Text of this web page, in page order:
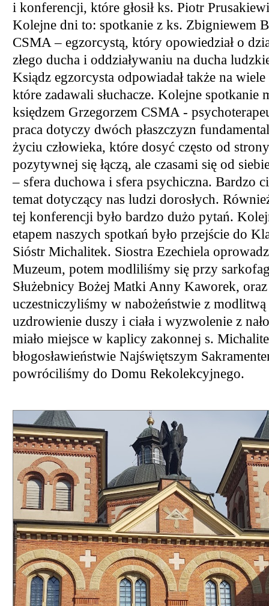
i konferencji, które głosił ks. Piotr
Kolejne dni to: spotkanie z ks. Zbigniewem
CSMA – egzorcystą, który opowiedział o
złego ducha i oddziaływaniu na ducha
Ksiądz egzorcysta odpowiadał także na
które zadawali słuchacze. Kolejne spotkanie
księdzem Grzegorzem CSMA -
praca dotyczy dwóch płaszczyzn
życiu człowieka, które dosyć często od strony
pozytywnej się łączą, ale czasami się od
– sfera duchowa i sfera psychiczna. Bardzo
temat dotyczący nas ludzi dorosłych.
tej konferencji było bardzo dużo pytań.
etapem naszych spotkań było przejście do
Sióstr Michalitek. Siostra Ezechiela
Muzeum, potem modliliśmy się przy
Służebnicy Bożej Matki Anny Kaworek, oraz
uczestniczyliśmy w nabożeństwie z modlitwą
uzdrowienie duszy i ciała i wyzwolenie z
miało miejsce w kaplicy zakonnej s.
błogosławieństwie Najświętszym
powróciliśmy do Domu Rekolekcyjnego.